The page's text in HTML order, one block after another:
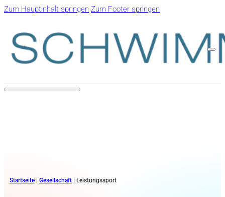
Zum Hauptinhalt springen Zum Footer springen
Startseite| Gesellschaft| Leistungssport